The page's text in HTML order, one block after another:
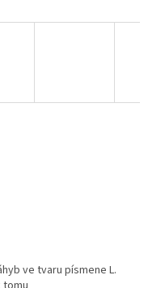
ve tvaru písmene L.